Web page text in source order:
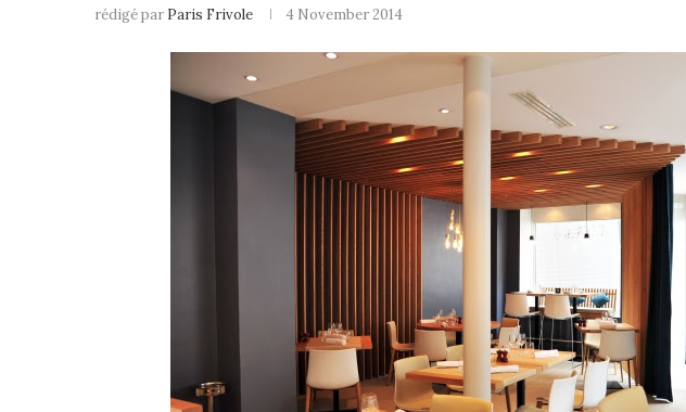
rédigé par Paris Frivole 4 November 2014